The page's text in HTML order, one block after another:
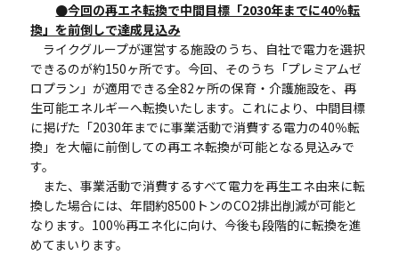
●今回の再エネ転換で中間目標「2030年までに40％転
換」を前倒しで達成見込み
ライクグループが運営する施設のうち、自社で電力を選択
できるのが約150ヶ所です。今回、そのうち「プレミアムゼ
ロプラン」が適用できる全82ヶ所の保育・介護施設を、再
生可能エネルギーへ転換いたします。これにより、中間目標
に掲げた「2030年までに事業活動で消費する電力の40％転
換」を大幅に前倒しての再エネ転換が可能となる見込みで
す。
また、事業活動で消費するすべて電力を再生エネ由来に転
換した場合には、年間約8500トンのCO2排出削減が可能と
なります。100％再エネ化に向け、今後も段階的に転換を進
めてまいります。